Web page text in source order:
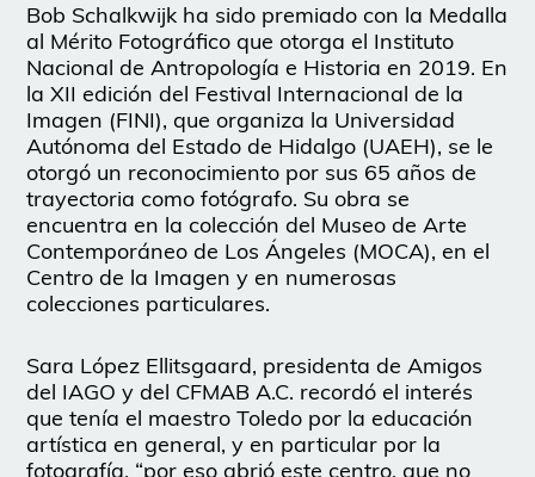
Bob Schalkwijk ha sido premiado con la Medalla
al Mérito Fotográfico que otorga el Instituto
Nacional de Antropología e Historia en 2019. En
la XII edición del Festival Internacional de la
Imagen (FINI), que organiza la Universidad
Autónoma del Estado de Hidalgo (UAEH), se le
otorgó un reconocimiento por sus 65 años de
trayectoria como fotógrafo. Su obra se
encuentra en la colección del Museo de Arte
Contemporáneo de Los Ángeles (MOCA), en el
Centro de la Imagen y en numerosas
colecciones particulares.
Sara López Ellitsgaard, presidenta de Amigos
del IAGO y del CFMAB A.C. recordó el interés
que tenía el maestro Toledo por la educación
artística en general, y en particular por la
fotografía, “por eso abrió este centro, que no